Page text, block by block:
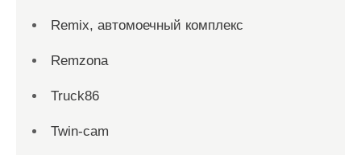
Remix, автомоечный комплекс
Remzona
Truck86
Twin-cam